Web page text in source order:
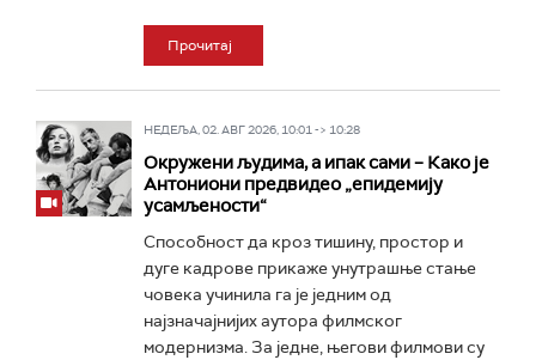
Прочитај
НЕДЕЉА, 02. АВГ 2026, 10:01 -> 10:28
Окружени људима, а ипак сами – Како је
Антониони предвидео „епидемију
усамљености“
Способност да кроз тишину, простор и
дуге кадрове прикаже унутрашње стање
човека учинила га је једним од
најзначајнијих аутора филмског
модернизма. За једне, његови филмови су